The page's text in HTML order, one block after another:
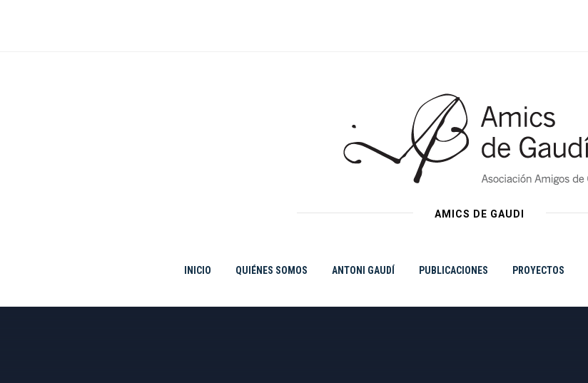
AMICS DE GAUDI
INICIO QUIÉNES SOMOS ANTONI GAUDÍ PUBLICACIONES PROYECTOS